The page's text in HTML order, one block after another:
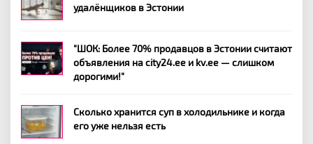
удалёнщиков в Эстонии
"ШОК: Более 70% продавцов в Эстонии считают
объявления на city24.ee и kv.ee — слишком
дорогими!"
Сколько хранится суп в холодильнике и когда
его уже нельзя есть